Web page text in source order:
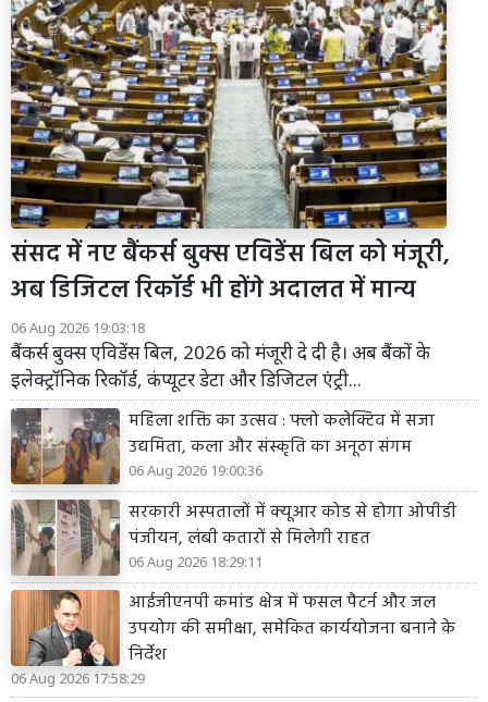
संसद में नए बैंकर्स बुक्स एविडेंस बिल को मंजूरी,
अब डिजिटल रिकॉर्ड भी होंगे अदालत में मान्य
06 Aug 2026 19:03:18
बैंकर्स बुक्स एविडेंस बिल, 2026 को मंजूरी दे दी है। अब बैंकों के
इलेक्ट्रॉनिक रिकॉर्ड, कंप्यूटर डेटा और डिजिटल एंट्री...
महिला शक्ति का उत्सव : फ्लो कलेक्टिव में सजा
उद्यमिता, कला और संस्कृति का अनूठा संगम
06 Aug 2026 19:00:36
सरकारी अस्पतालों में क्यूआर कोड से होगा ओपीडी
पंजीयन, लंबी कतारों से मिलेगी राहत
06 Aug 2026 18:29:11
आईजीएनपी कमांड क्षेत्र में फसल पैटर्न और जल
उपयोग की समीक्षा, समेकित कार्ययोजना बनाने के
निर्देश
06 Aug 2026 17:58:29